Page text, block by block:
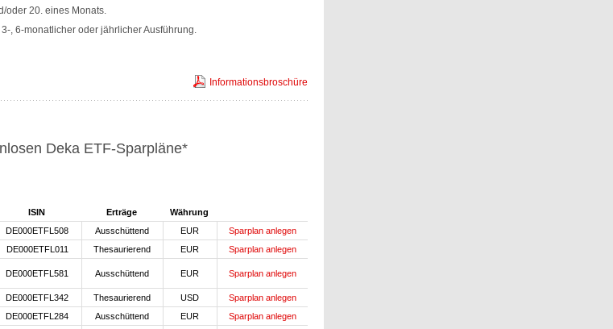
oder 20. eines Monats.
, 6-monatlicher oder jährlicher Ausführung.
Informationsbroschüre
Deka ETF-Sparpläne*
ISIN Erträge
Währung
DE000ETFL508 Ausschüttend EUR
Sparplan anlegen
DE000ETFL011 Thesaurierend EUR
Sparplan anlegen
DE000ETFL581 Ausschüttend EUR Sparplan anlegen
DE000ETFL342 Thesaurierend USD
Sparplan anlegen
DE000ETFL284 Ausschüttend EUR
Sparplan anlegen